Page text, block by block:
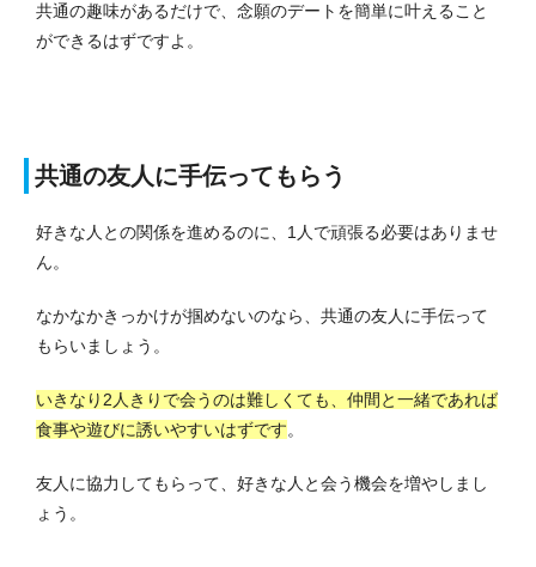
共通の趣味があるだけで、念願のデートを簡単に叶えること
ができるはずですよ。
共通の友人に手伝ってもらう
好きな人との関係を進めるのに、1人で頑張る必要はありませ
ん。
なかなかきっかけが掴めないのなら、共通の友人に手伝って
もらいましょう。
いきなり2人きりで会うのは難しくても、仲間と一緒であれば
食事や遊びに誘いやすいはずです。
友人に協力してもらって、好きな人と会う機会を増やしまし
ょう。